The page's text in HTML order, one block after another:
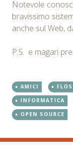
Notevole
bravissimo
anche sul Web,
P.S. e magari
AMICI
INFORMATICA
OPEN SOURCE